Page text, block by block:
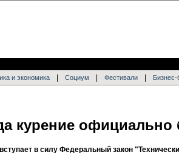
и экономика Социум Фестивали Бизнес-
курение официально
в силу Федеральный закон